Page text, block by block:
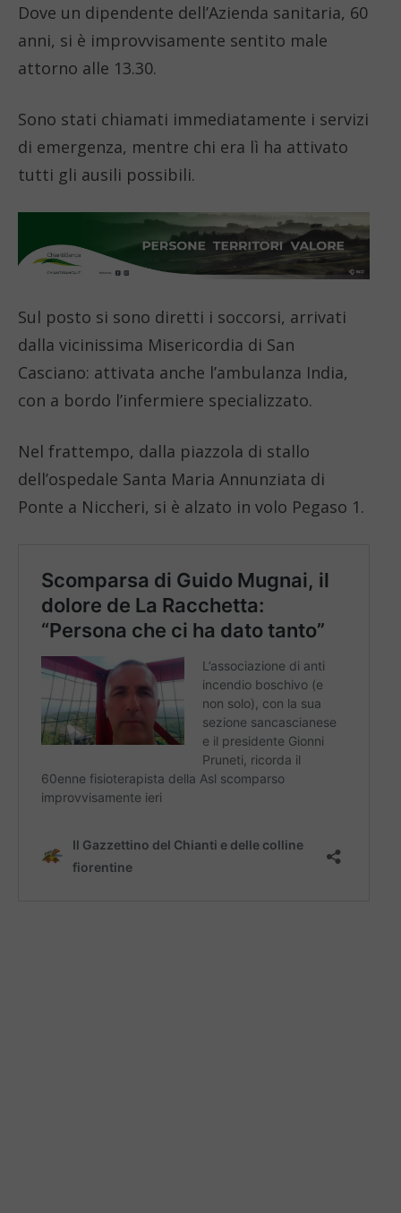
Dove un dipendente dell’Azienda sanitaria, 60
anni, si è improvvisamente sentito male
attorno alle 13.30.
Sono stati chiamati immediatamente i servizi
di emergenza, mentre chi era lì ha attivato
tutti gli ausili possibili.
Sul posto si sono diretti i soccorsi, arrivati
dalla vicinissima Misericordia di San
Casciano: attivata anche l’ambulanza India,
con a bordo l’infermiere specializzato.
Nel frattempo, dalla piazzola di stallo
dell’ospedale Santa Maria Annunziata di
Ponte a Niccheri, si è alzato in volo Pegaso 1.